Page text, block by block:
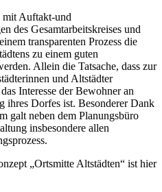
mit Auftakt-und
des Gesamtarbeitskreises und
transparenten Prozess die
zu einem guten
Allein die Tatsache, dass zur
und Altstädter
Interesse der Bewohner an
ihres Dorfes ist. Besonderer Dank
galt neben dem Planungsbüro
insbesondere allen
„Ortsmitte Altstädten“ ist hier